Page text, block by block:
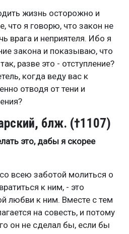
жизнь осторожно и
что я говорю, что закон не
врага и неприятеля. Ибо я
закона и показываю, что
разве это - отступление?
когда веду вас к
отводя от тени и
блж. (†1107)
это, дабы я скорее
всею заботой молиться о
к ним, - это
любви к ним. Вместе с тем
на совесть, и потому
он не сделал бы, если бы